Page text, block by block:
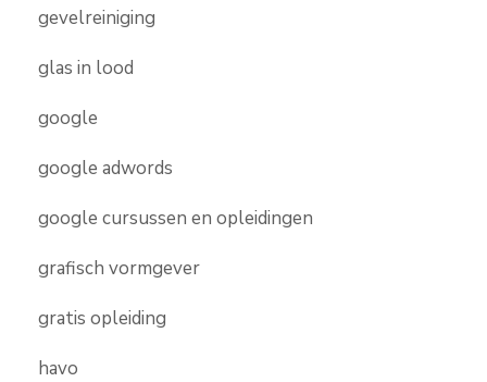
gevelreiniging
glas in lood
google
google adwords
google cursussen en opleidingen
grafisch vormgever
gratis opleiding
havo